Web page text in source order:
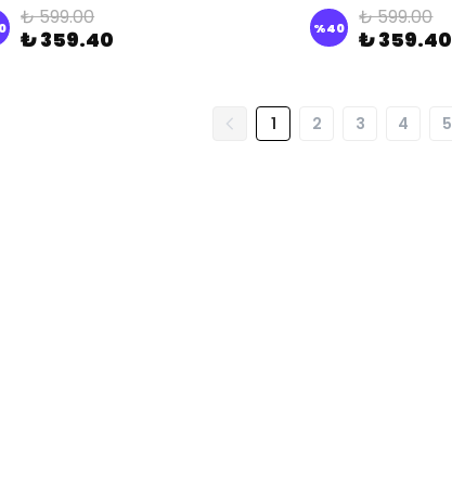
₺ 599.00
₺ 359.40 %40 ₺ 599.00
₺ 359.40
1 2 3 4 5